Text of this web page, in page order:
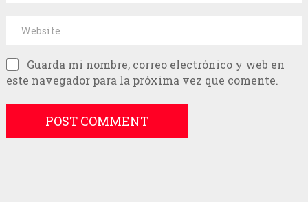
Guarda mi nombre, correo electrónico y web en
este navegador para la próxima vez que comente.